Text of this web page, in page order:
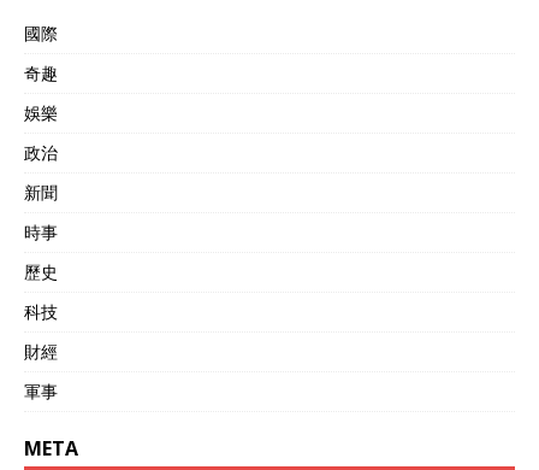
國際
奇趣
娛樂
政治
新聞
時事
歷史
科技
財經
軍事
META